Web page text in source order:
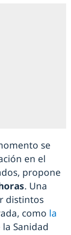
se
en el
propone
. Una
distintos
como la
Sanidad